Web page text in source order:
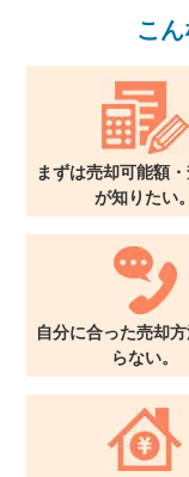
無
10
東京
関西
こ
まずは売却可能額
が知りたい。
自分に合った売却
らない。